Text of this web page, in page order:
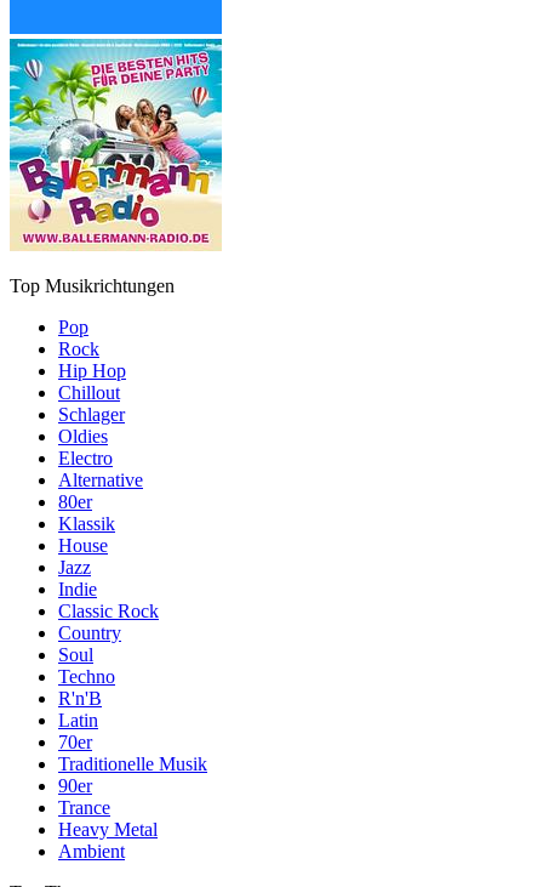
Top Musikrichtungen
Pop
Rock
Hip Hop
Chillout
Schlager
Oldies
Electro
Alternative
80er
Klassik
House
Jazz
Indie
Classic Rock
Country
Soul
Techno
R'n'B
Latin
70er
Traditionelle Musik
90er
Trance
Heavy Metal
Ambient